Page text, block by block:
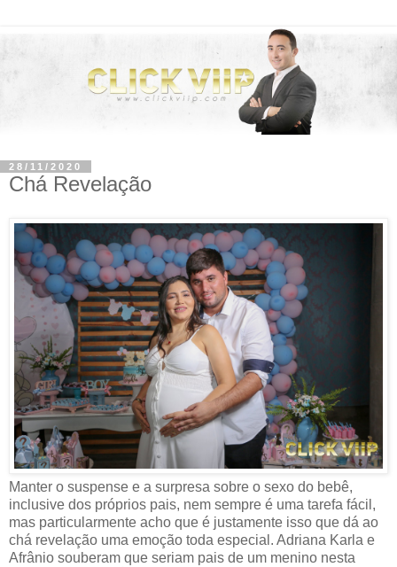
28/11/2020
Chá Revelação
Manter o suspense e a surpresa sobre o sexo do bebê,
inclusive dos próprios pais, nem sempre é uma tarefa fácil,
mas particularmente acho que é justamente isso que dá ao
chá revelação uma emoção toda especial. Adriana Karla e
Afrânio souberam que seriam pais de um menino nesta